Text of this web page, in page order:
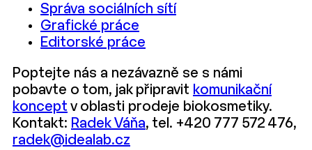
Správa sociálních sítí
Grafické práce
Editorské práce
Poptejte nás a nezávazně se s námi
pobavte o tom, jak připravit komunikační
koncept v oblasti prodeje biokosmetiky.
Kontakt: Radek Váňa, tel. +420 777 572 476,
radek@idealab.cz